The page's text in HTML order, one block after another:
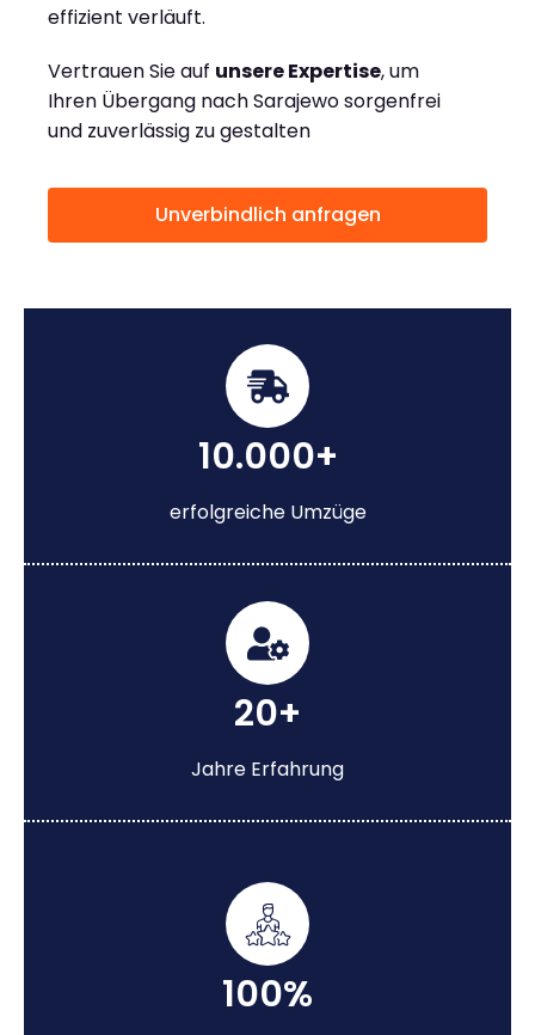
effizient verläuft.
Vertrauen Sie auf unsere Expertise, um
Ihren Übergang nach Sarajewo sorgenfrei
und zuverlässig zu gestalten
Unverbindlich anfragen
10.000+
erfolgreiche Umzüge
20+
Jahre Erfahrung
100%